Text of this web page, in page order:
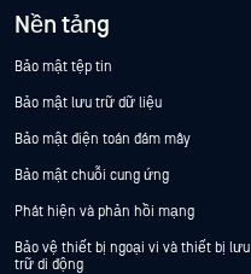
Nền tảng
Bảo mật tệp tin
Bảo mật lưu trữ dữ liệu
Bảo mật điện toán đám mây
Bảo mật chuỗi cung ứng
Phát hiện và phản hồi mạng
Bảo vệ thiết bị ngoại vi và thiết bị lưu
trữ di động